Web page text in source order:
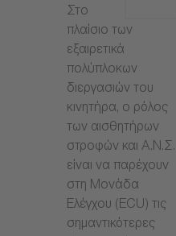
Στο
πλαίσιο των
εξαιρετικά
πολύπλοκων
διεργασιών του
κινητήρα, ο ρόλος
των αισθητήρων
στροφών και Α.Ν.Σ.
είναι να παρέχουν
στη Μονάδα
Ελέγχου (ECU) τις
σημαντικότερες